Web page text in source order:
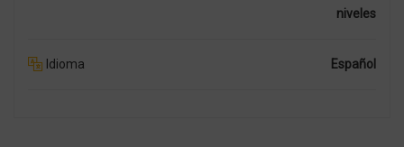
niveles
Idioma Español